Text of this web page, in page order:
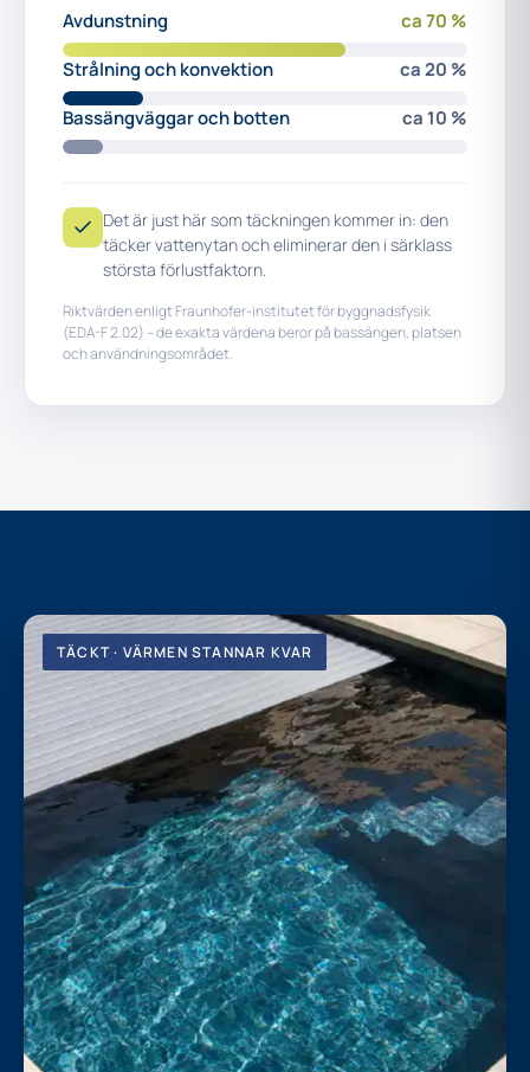
Avdunstning
ca 70 %
Strålning och konvektion
ca 20 %
Bassängväggar och botten
ca 10 %
Det är just här som täckningen kommer in: den
täcker vattenytan och eliminerar den i särklass
största förlustfaktorn.
Riktvärden enligt Fraunhofer-institutet för byggnadsfysik
(EDA-F 2.02) – de exakta värdena beror på bassängen, platsen
och användningsområdet.
TÄCKT · VÄRMEN STANNAR KVAR